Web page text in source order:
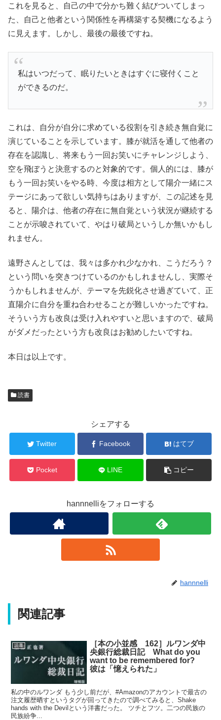
これを見ると、自己の中で分かち難く結びついてしまっ
た、自己と他者という関係性を再構築する契機になるよう
に見えます。しかし、最後の最後ですね。
私はいつだって、眠りたいときはすぐに寝付くこと
ができるのだ。
これは、自分が自分に求めている役割を引き続き無自覚に
演じていることを示しています。膝が就活を通して他者の
存在を認識し、将来もう一回お笑いにチャレンジしよう、
空を飛ぼうと決意するのと対象的です。個人的には、膝が
もう一回お笑いをやる時、今度は相方として陽介一緒にス
テージにあって欲しい気持ちはありますが、この記述を見
ると、陽介は、他者の存在に無自覚という状況が継続する
ことが示唆されていて、やはり破局というしか無いかもし
れません。
遠野さんとしては、我々は多かれ少なかれ、こうだろう？
という問いを突きつけているのかもしれませんし、実際そ
うかもしれませんが、テーマを先鋭化させ過ぎていて、正
直陽介に自分を重ね合わせることが難しいかったですね。
そういう方も改良は受け入れやすいと思いますので、破局
がダメだったという方も改良はお勧めしたいですね。
本日は以上です。
読書
シェアする
Twitter Facebook はてブ
Pocket LINE コピー
hannnelliをフォローする
hannnelli
関連記事
読書
［本の小並感 162］ルワンダ中
央銀行総裁日記 What do you
want to be remembered for?
彼は「憶えられた」
私の中のルワンダ もう少し前だが、#Amazonのアカウントで最古の
注文履歴晒すというタグが回ってきたので調べてみると、Shake
hands with the Devilという洋書だった。 ツチとフツ。二つの民族の
民族紛争...